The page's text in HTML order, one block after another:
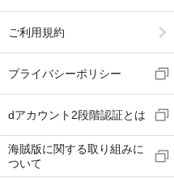
ご利用規約
プライバシーポリシー
dアカウント2段階認証とは
海賊版に関する取り組みに
ついて